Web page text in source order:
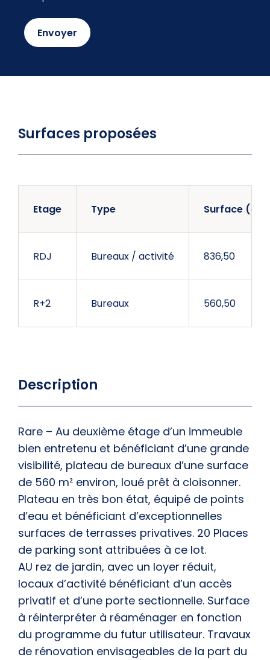
Surfaces proposées
Etage Type Surface (en
RDJ Bureaux / activité 836,50
R+2 Bureaux 560,50
Description
Rare – Au deuxième étage d’un immeuble
bien entretenu et bénéficiant d’une grande
visibilité, plateau de bureaux d’une surface
de 560 m² environ, loué prêt à cloisonner.
Plateau en très bon état, équipé de points
d’eau et bénéficiant d’exceptionnelles
surfaces de terrasses privatives. 20 Places
de parking sont attribuées à ce lot.
AU rez de jardin, avec un loyer réduit,
locaux d’activité bénéficiant d’un accès
privatif et d’une porte sectionnelle. Surface
à réinterpréter à réaménager en fonction
du programme du futur utilisateur. Travaux
de rénovation envisageables de la part du